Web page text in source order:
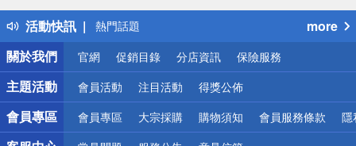
活動快訊
得獎公告
熱門話題
銀行優惠
偏遠地區配送
詐騙網頁！請小心！
more
關於我們
官網 促銷目錄 分店資訊 保險服務
主題活動 會員活動 注目活動 得獎公佈
會員專區 會員專區 大宗採購 購物須知 會員服務條款 隱